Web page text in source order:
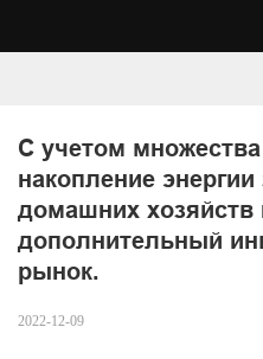
С учетом
накопление
домашних хозяйств
дополнительный
рынок.
2022-12-09